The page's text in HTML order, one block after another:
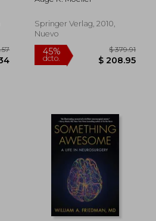
Springer Verlag, 2010,
Nuevo